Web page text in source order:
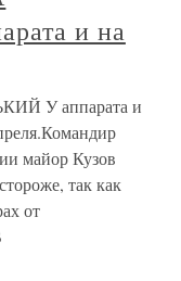
и на
У аппарата и
майор Кузов
так как
от